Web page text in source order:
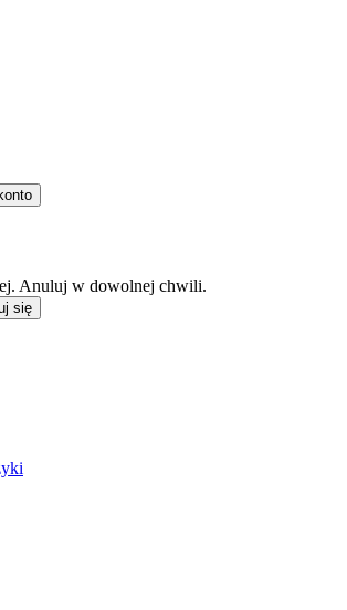
Anuluj w dowolnej chwili.
się